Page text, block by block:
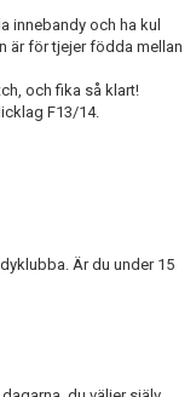
innebandy och ha kul
är för tjejer födda mellan
och fika så klart!
F13/14.
Är du under 15